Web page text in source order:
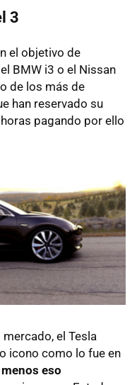
3
el objetivo de
BMW i3 o el Nissan
de los más de
han reservado su
pagando por ello
el Tesla
icono como lo fue en
eso